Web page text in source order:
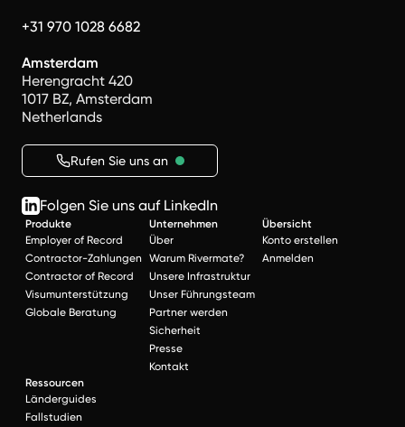
+31 970 1028 6682
Amsterdam
Herengracht 420
1017 BZ, Amsterdam
Netherlands
Rufen Sie uns an
Folgen Sie uns auf LinkedIn
Produkte
Employer of Record
Contractor-Zahlungen
Contractor of Record
Visumunterstützung
Globale Beratung
Unternehmen
Über
Warum Rivermate?
Unsere Infrastruktur
Unser Führungsteam
Partner werden
Sicherheit
Presse
Kontakt
Übersicht
Konto erstellen
Anmelden
Ressourcen
Länderguides
Fallstudien